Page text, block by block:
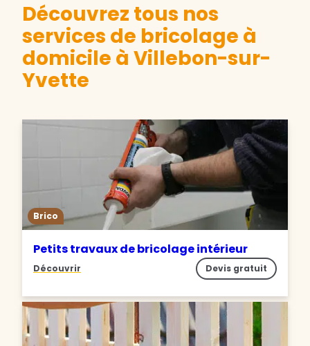
Découvrez tous nos
services de bricolage à
domicile à Villebon-sur-
Yvette
Brico
Petits travaux de bricolage intérieur
Découvrir Devis gratuit